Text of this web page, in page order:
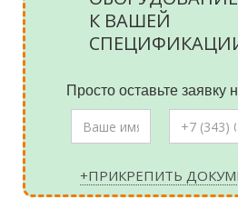
К ВАШЕЙ
Просто оставьте заявку
+ПРИКРЕПИТЬ